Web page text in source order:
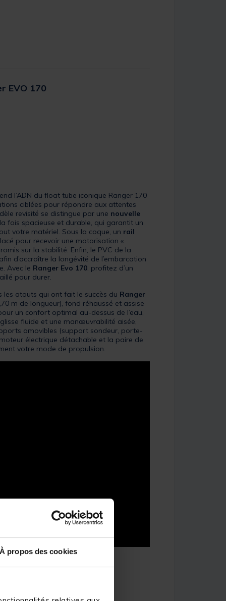
À propos des cookies
EVO 170
Rating
l’ADN du float tube iconique Ranger 170
ciblées pour répondre aux attentes
revisité se distingue par une nouvelle
fois spacieuse et durable, qui garantit un
votre matériel. Sous la coque, un rail
pour recevoir une motorisation «
sur la stabilité. Enfin, le PVC de la
d’accroître la longévité de l’embarcation
Avec le Ranger Evo 170, profitez d’un
pour durer.
les atouts qui ont fait le succès du Ranger
m de longueur), fond réhaussé et assise
un confort optimal au-dessus de l’eau,
fluide et une manœuvrabilité aisée,
amovibles (support sondeur, porte-
électrique détachable et la paire de
votre mode de propulsion.